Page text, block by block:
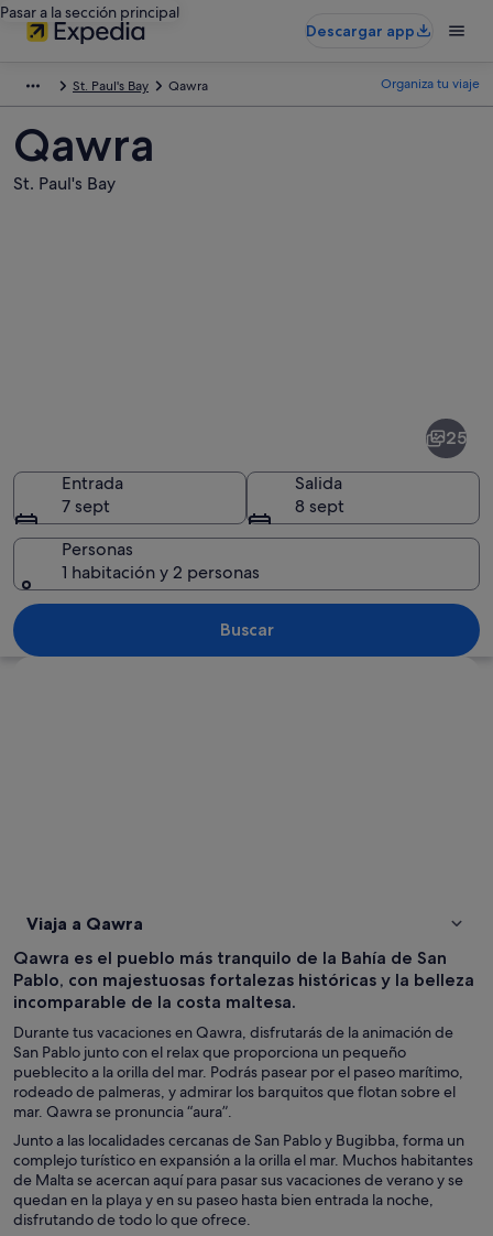
Pasar a la sección principal
Descargar app
St. Paul's Bay Qawra Organiza tu viaje
Qawra
St. Paul's Bay
Una marina con numerosos barcos,
25
Entrada
7 sept
Salida
8 sept
Personas
1 habitación y 2 personas
Buscar
Viaja a Qawra
Qawra es el pueblo más tranquilo de la Bahía de San
Pablo, con majestuosas fortalezas históricas y la belleza
incomparable de la costa maltesa.
Durante tus vacaciones en Qawra, disfrutarás de la animación de
San Pablo junto con el relax que proporciona un pequeño
pueblecito a la orilla del mar. Podrás pasear por el paseo marítimo,
rodeado de palmeras, y admirar los barquitos que flotan sobre el
mar. Qawra se pronuncia “aura”.
Junto a las localidades cercanas de San Pablo y Bugibba, forma un
complejo turístico en expansión a la orilla el mar. Muchos habitantes
de Malta se acercan aquí para pasar sus vacaciones de verano y se
quedan en la playa y en su paseo hasta bien entrada la noche,
disfrutando de todo lo que ofrece.